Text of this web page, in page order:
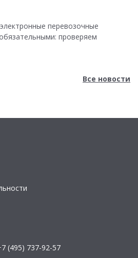
перевозочные
проверяем
Все новости
(495) 737-92-57